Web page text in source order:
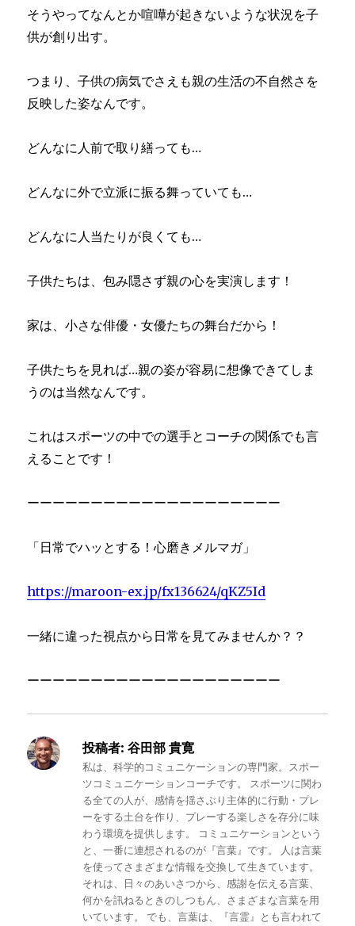
そうやってなんとか喧嘩が起きないような状況を子
供が創り出す。
つまり、子供の病気でさえも親の生活の不自然さを
反映した姿なんです。
どんなに人前で取り繕っても…
どんなに外で立派に振る舞っていても…
どんなに人当たりが良くても…
子供たちは、包み隠さず親の心を実演します！
家は、小さな俳優・女優たちの舞台だから！
子供たちを見れば…親の姿が容易に想像できてしま
うのは当然なんです。
これはスポーツの中での選手とコーチの関係でも言
えることです！
ーーーーーーーーーーーーーーーーーーーー
「日常でハッとする！心磨きメルマガ」
https://maroon-ex.jp/fx136624/qKZ5Id
一緒に違った視点から日常を見てみませんか？？
ーーーーーーーーーーーーーーーーーーーー
投稿者: 谷田部 貴寛
私は、科学的コミュニケーションの専門家。スポー
ツコミュニケーションコーチです。 スポーツに関わ
る全ての人が、感情を揺さぶり主体的に行動・プレ
ーをする土台を作り、プレーする楽しさを存分に味
わう環境を提供します。 コミュニケーションという
と、一番に連想されるのが『言葉』です。 人は言葉
を使ってさまざまな情報を交換して生きています。
それは、日々のあいさつから、感謝を伝える言葉、
何かを訊ねるときのしつもん、さまざまな言葉を用
いています。 でも、言葉は、『言霊』とも言われて